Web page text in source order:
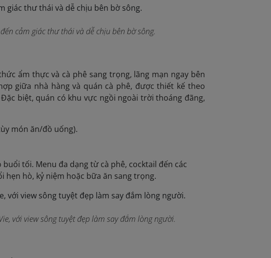
cảm giác thư thái và dễ chịu bên bờ sông.
ẩm thực và cà phê sang trọng, lãng mạn ngay bên
giữa nhà hàng và quán cà phê, được thiết kế theo
biệt, quán có khu vực ngồi ngoài trời thoáng đãng,
món ăn/đồ uống).
tối. Menu đa dạng từ cà phê, cocktail đến các
hẹn hò, kỷ niệm hoặc bữa ăn sang trọng.
với view sông tuyệt đẹp làm say đắm lòng người.